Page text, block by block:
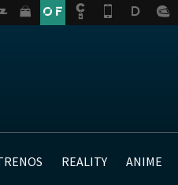
REALITY ANIME